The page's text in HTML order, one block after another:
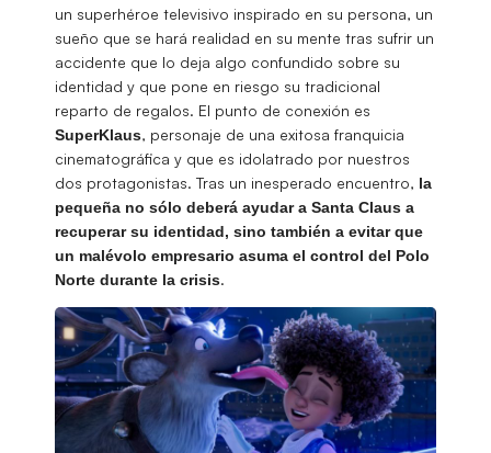
un superhéroe televisivo inspirado en su persona, un
sueño que se hará realidad en su mente tras sufrir un
accidente que lo deja algo confundido sobre su
identidad y que pone en riesgo su tradicional
reparto de regalos. El punto de conexión es
SuperKlaus, personaje de una exitosa franquicia
cinematográfica y que es idolatrado por nuestros
dos protagonistas. Tras un inesperado encuentro, la
pequeña no sólo deberá ayudar a Santa Claus a
recuperar su identidad, sino también a evitar que
un malévolo empresario asuma el control del Polo
Norte durante la crisis.